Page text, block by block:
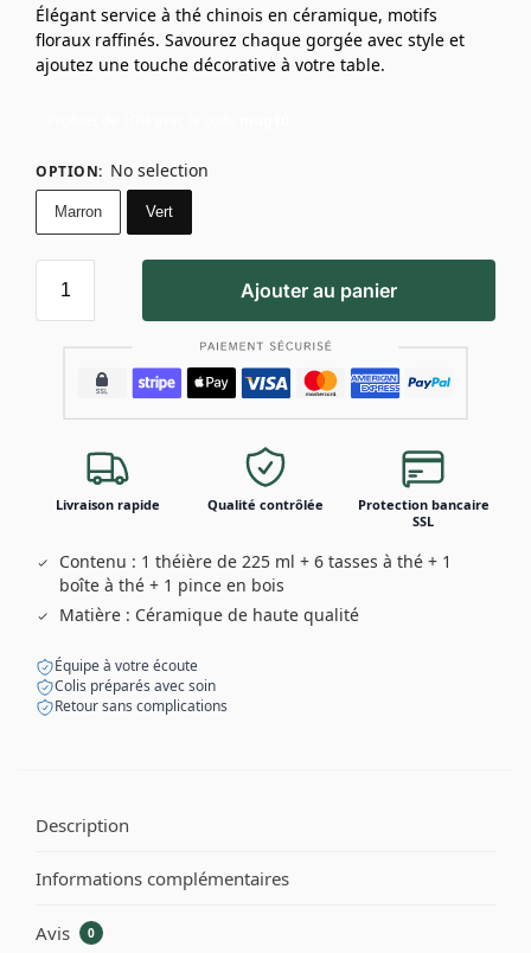
Élégant service à thé chinois en céramique, motifs
floraux raffinés. Savourez chaque gorgée avec style et
ajoutez une touche décorative à votre table.
OPTION: No selection
Marron Vert
Ajouter au panier
Livraison rapide Qualité contrôlée
Protection bancaire
SSL
Contenu : 1 théière de 225 ml + 6 tasses à thé + 1
boîte à thé + 1 pince en bois
Matière : Céramique de haute qualité
Équipe à votre écoute
Colis préparés avec soin
Retour sans complications
Description
Informations complémentaires
Avis 0